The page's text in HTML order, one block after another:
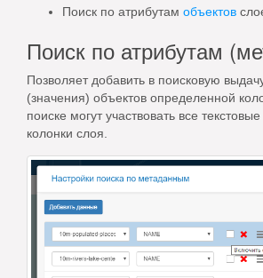
Поиск по атрибутам объектов
Поиск по атрибутам
Позволяет добавить в поисковую
(значения) объектов определенной
поиске могут участвовать все
колонки слоя.